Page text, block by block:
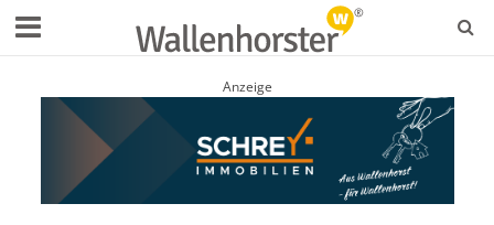
Anzeige